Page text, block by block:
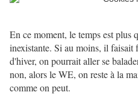
En ce moment, le temps est
inexistante. Si au moins, il
d'hiver, on pourrait aller se
non, alors le WE, on reste à la
comme on peut.